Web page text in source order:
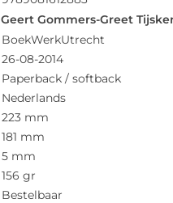
Geert Gommers-Greet
BoekWerkUtrecht
26-08-2014
Paperback / softback
Nederlands
223 mm
181 mm
5 mm
156 gr
Bestelbaar